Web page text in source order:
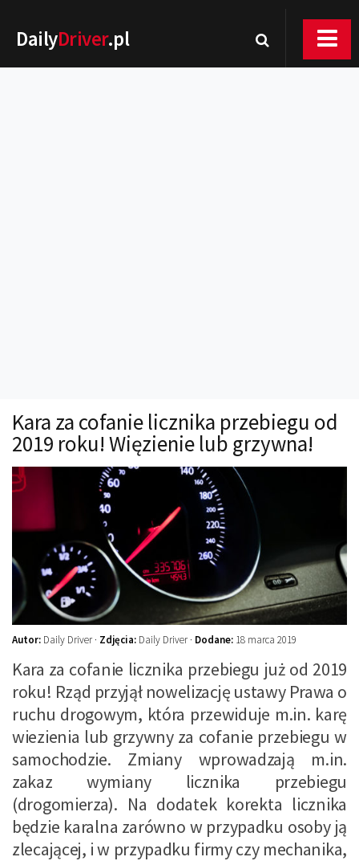
DailyDriver.pl
Technika jazdy
Oświetlenie
Kalkulatory
Przelicznik mocy
Auto z niemiec
Galerie
Kara za cofanie licznika przebiegu od
2019 roku! Więzienie lub grzywna!
Autor: Daily Driver · Zdjęcia: Daily Driver · Dodane: 18 marca 2019
Kara za cofanie licznika przebiegu już od 2019
roku! Rząd przyjął nowelizację ustawy Prawa o
ruchu drogowym, która przewiduje m.in. karę
wiezienia lub grzywny za cofanie przebiegu w
samochodzie. Zmiany wprowadzają m.in.
zakaz wymiany licznika przebiegu
(drogomierza). Na dodatek korekta licznika
będzie karalna zarówno w przypadku osoby ją
zlecającej, i w przypadku firmy czy mechanika,